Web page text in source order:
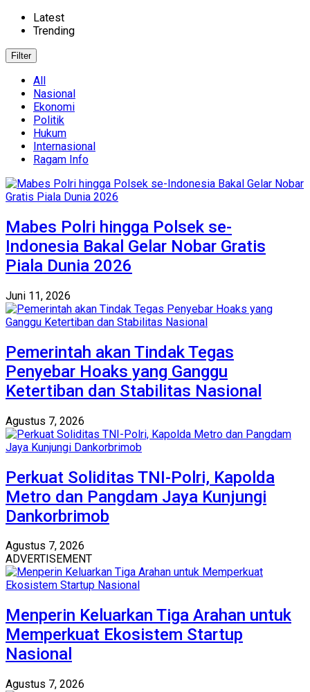
Latest
Trending
Filter
All
Nasional
Ekonomi
Politik
Hukum
Internasional
Ragam Info
Mabes Polri hingga Polsek se-
Indonesia Bakal Gelar Nobar Gratis
Piala Dunia 2026
Juni 11, 2026
Pemerintah akan Tindak Tegas
Penyebar Hoaks yang Ganggu
Ketertiban dan Stabilitas Nasional
Agustus 7, 2026
Perkuat Soliditas TNI-Polri, Kapolda
Metro dan Pangdam Jaya Kunjungi
Dankorbrimob
Agustus 7, 2026
ADVERTISEMENT
Menperin Keluarkan Tiga Arahan untuk
Memperkuat Ekosistem Startup
Nasional
Agustus 7, 2026